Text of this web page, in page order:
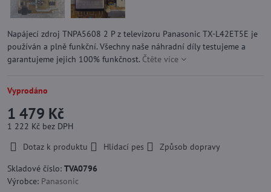
Napájecí zdroj TNPA5608 2 P z televizoru Panasonic TX-L42ET5E je
používán a plně funkční. Všechny naše náhradní díly testujeme a
garantujeme jejich 100% funkčnost. Čtěte více
Vyprodáno
1 479 Kč
1 222 Kč bez DPH
Dotaz k produktu
Hlídací pes
Způsob dopravy
Skladové číslo: TVA0796
Výrobce: Panasonic